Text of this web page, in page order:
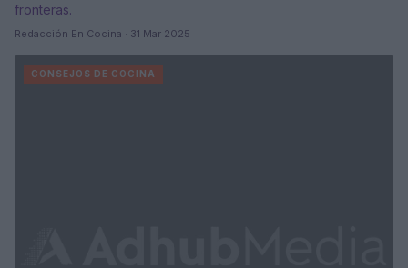
fronteras.
Redacción En Cocina · 31 Mar 2025
CONSEJOS DE COCINA